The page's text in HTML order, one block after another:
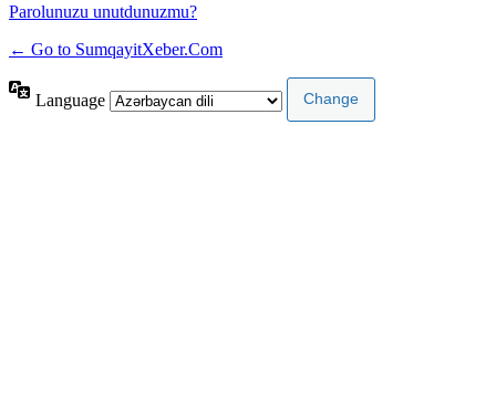
Parolunuzu unutdunuzmu?
← Go to SumqayitXeber.Com
Language